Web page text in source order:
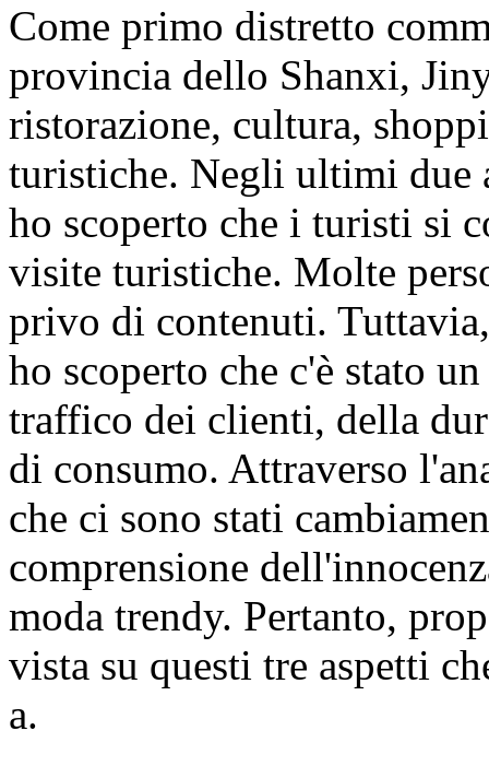
Come primo distretto
provincia dello Shanxi,
ristorazione, cultura,
turistiche. Negli ultimi due
ho scoperto che i turisti si
visite turistiche. Molte
privo di contenuti.
ho scoperto che c'è stato
traffico dei clienti, della
di consumo. Attraverso
che ci sono stati
comprensione
moda trendy. Pertanto,
vista su questi tre aspetti
a.